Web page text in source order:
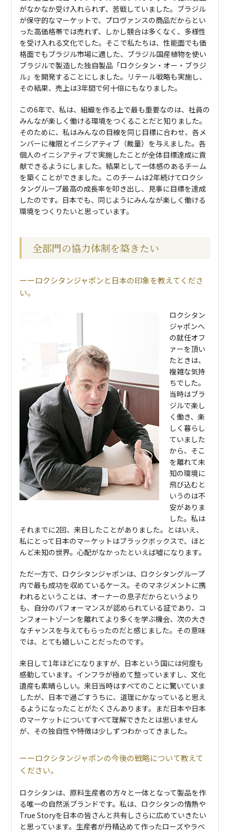
がなかなか受け入れられず、苦戦していました。ブラジル
が保守的なマーケットで、プロヴァンスの商品だからとい
った高価格帯では売れず、しかし競合は多くなく、多様性
を受け入れる文化でした。そこで私たちは、性能面でも価
格面でもブラジル市場に適した、ブラジル国産植物を使い
ブラジルで製造した独自製品「ロクシタン・オー・ブラジ
ル」を開発することにしました。リテール戦略も実施し、
その結果、売上は3年間で何十倍にもなりました。
この6年で、私は、組織を作る上で最も重要なのは、社員の
みんなが楽しく働ける環境をつくることだと知りました。
そのために、私はみんなの目線を同じ目標に合わせ、各メ
ンバーに権限とイニシアティブ（裁量）を与えました。各
個人のイニシアティブで実施したことが全体目標達成に貢
献できるようにしました。結果として一体感のあるチーム
を築くことができました。このチームは2年続けてロクシ
タングループ最高の成長率を叩き出し、見事に目標を達成
したのです。日本でも、同じようにみんなが楽しく働ける
環境をつくりたいと思っています。
全部門の協力体制を築きたい
ロクシタンジャポンと日本の印象を教えてくださ
い。
ロクシタン
ジャポンへ
の就任オフ
ァーを頂い
たときは、
複雑な気持
ちでした。
当時はブラ
ジルで楽し
く働き、楽
しく暮らし
ていました
から、そこ
を離れて未
知の環境に
飛び込むと
いうのは不
安がありま
した。私は
それまでに2回、来日したことがありました。とはいえ、
私にとって日本のマーケットはブラックボックスで、ほと
んど未知の世界。心配がなかったといえば嘘になります。
ただ一方で、ロクシタンジャポンは、ロクシタングループ
内で最も成功を収めているケース。そのマネジメントに携
われるということは、オーナーの息子だからというより
も、自分のパフォーマンスが認められている証であり、コ
ンフォートゾーンを離れてより多くを学ぶ機会、次の大き
なチャンスを与えてもらったのだと感じました。その意味
では、とても嬉しいことだったのです。
来日して1年ほどになりますが、日本という国には何度も
感動しています。インフラが極めて整っていますし、文化
遺産も素晴らしい。来日当時はすべてのことに驚いていま
したが、日本で過ごすうちに、道理にかなっていると思え
るようになったことがたくさんあります。まだ日本や日本
のマーケットについてすべて理解できたとは思いません
が、その独自性や特徴は少しずつわかってきました。
ロクシタンジャポンの今後の戦略について教えて
ください。
ロクシタンは、原料生産者の方々と一体となって製品を作
る唯一の自然派ブランドです。私は、ロクシタンの情熱や
True Storyを日本の皆さんと共有しさらに広めていきたい
と思っています。生産者が丹精込めて作ったローズやラベ